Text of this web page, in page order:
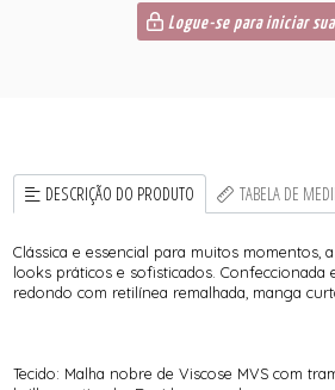
Logue-se para iniciar
DESCRIÇÃO DO PRODUTO TABELA DE
Clássica e essencial para muitos momentos,
looks práticos e sofisticados. Confeccionada
redondo com retilínea remalhada, manga
Tecido: Malha nobre de Viscose MVS com